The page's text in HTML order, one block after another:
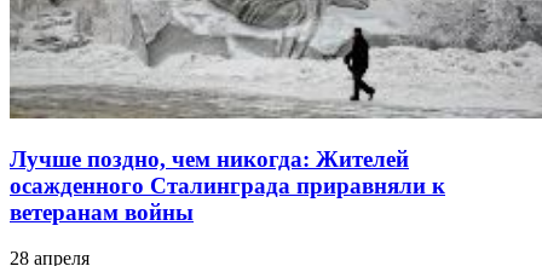
Лучше поздно, чем никогда: Жителей
осажденного Сталинграда приравняли к
ветеранам войны
28 апреля